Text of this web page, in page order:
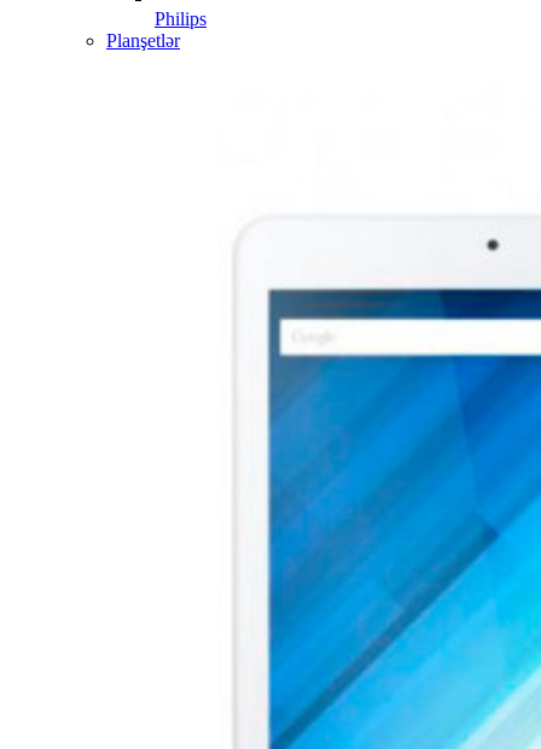
Philips
Planşetlər